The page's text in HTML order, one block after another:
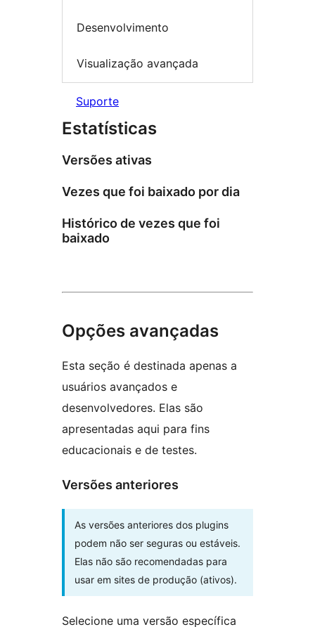
Desenvolvimento
Visualização avançada
Suporte
Estatísticas
Versões ativas
Vezes que foi baixado por dia
Histórico de vezes que foi
baixado
Opções avançadas
Esta seção é destinada apenas a
usuários avançados e
desenvolvedores. Elas são
apresentadas aqui para fins
educacionais e de testes.
Versões anteriores
As versões anteriores dos plugins
podem não ser seguras ou estáveis.
Elas não são recomendadas para
usar em sites de produção (ativos).
Selecione uma versão específica